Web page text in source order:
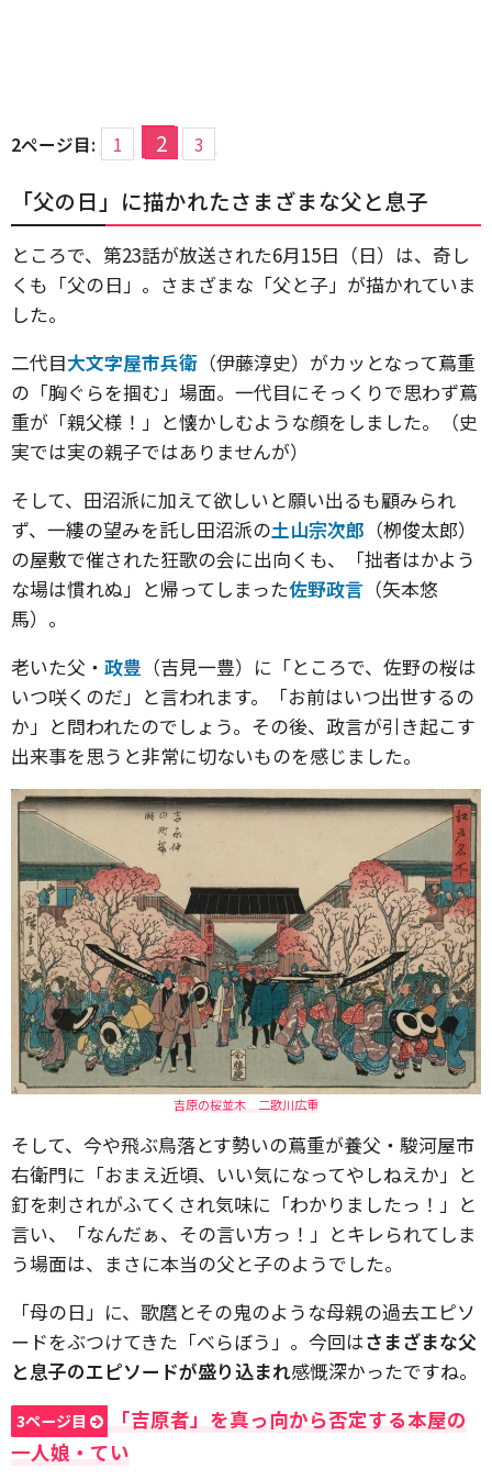
2ページ目: 1 2 3
「父の日」に描かれたさまざまな父と息子
ところで、第23話が放送された6月15日（日）は、奇し
くも「父の日」。さまざまな「父と子」が描かれていま
した。
二代目大文字屋市兵衛 （伊藤淳史）がカッとなって蔦重
の「胸ぐらを掴む」場面。一代目にそっくりで思わず蔦
重が「親父様！」と懐かしむような顔をしました。（史
実では実の親子ではありませんが）
そして、田沼派に加えて欲しいと願い出るも顧みられ
ず、一縷の望みを託し田沼派の土山宗次郎 （栁俊太郎）
の屋敷で催された狂歌の会に出向くも、「拙者はかよう
な場は慣れぬ」と帰ってしまった佐野政言 （矢本悠
馬）。
老いた父・ 政豊 （吉見一豊）に「ところで、佐野の桜は
いつ咲くのだ」と言われます。「お前はいつ出世するの
か」と問われたのでしょう。その後、政言が引き起こす
出来事を思うと非常に切ないものを感じました。
吉原の桜並木 二歌川広重
そして、今や飛ぶ鳥落とす勢いの蔦重が養父・駿河屋市
右衛門に「おまえ近頃、いい気になってやしねえか」と
釘を刺されがふてくされ気味に「わかりましたっ！」と
言い、「なんだぁ、その言い方っ！」とキレられてしま
う場面は、まさに本当の父と子のようでした。
「母の日」に、歌麿とその鬼のような母親の過去エピソ
ードをぶつけてきた「べらぼう」。今回はさまざまな父
と息子のエピソードが盛り込まれ感慨深かったですね。
3ページ目
「吉原者」を真っ向から否定する本屋の
一人娘・てい